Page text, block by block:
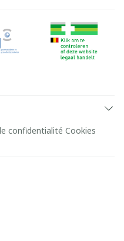
confidentialité Cookies